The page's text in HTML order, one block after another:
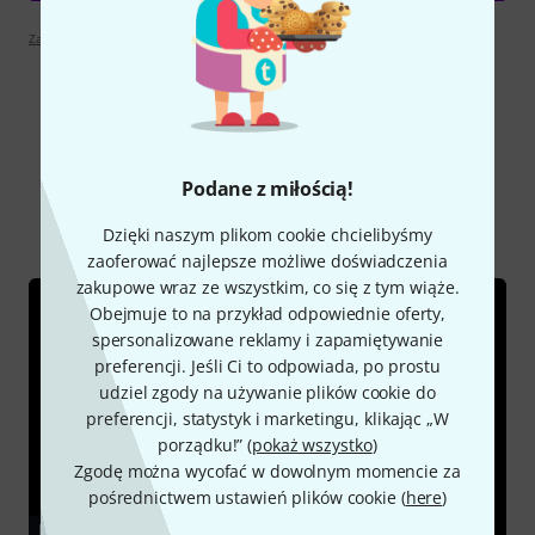
Podane z miłością!
Dzięki naszym plikom cookie chcielibyśmy
zaoferować najlepsze możliwe doświadczenia
zakupowe wraz ze wszystkim, co się z tym wiąże.
Obejmuje to na przykład odpowiednie oferty,
spersonalizowane reklamy i zapamiętywanie
preferencji. Jeśli Ci to odpowiada, po prostu
udziel zgody na używanie plików cookie do
preferencji, statystyk i marketingu, klikając „W
porządku!” (pokaż wszystko)
Zgodę można wycofać w dowolnym momencie za
pośrednictwem ustawień plików cookie (here)
Zapoznaj się z wytyczymi
PORADNIKI